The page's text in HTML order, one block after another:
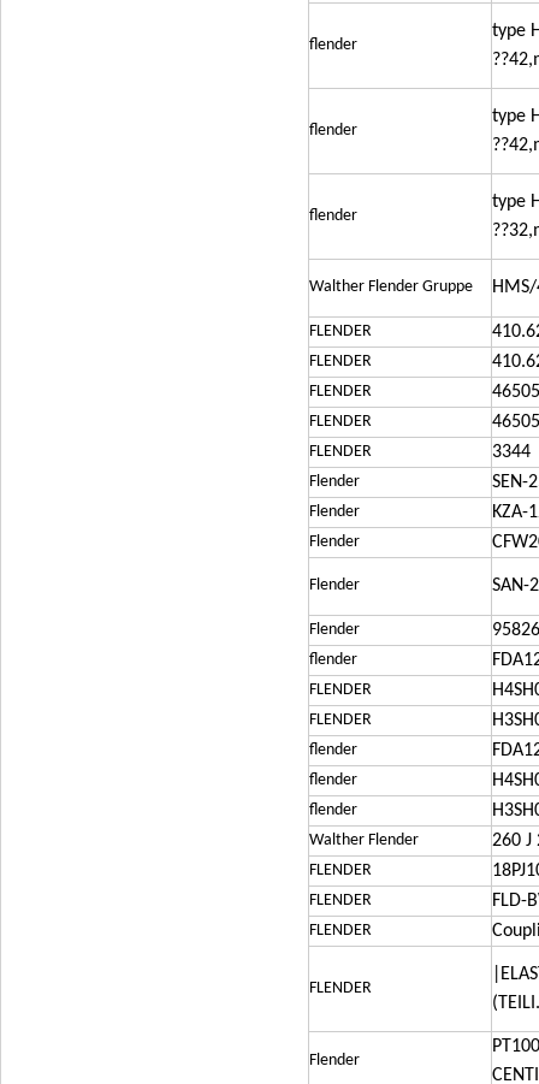
flender
type
flender
type
flender
type
Walther Flender Gruppe
FLENDER
FLENDER
FLENDER
FLENDER
FLENDER 3344
Flender SEN-
Flender KZA-
Flender
Flender SAN-
Flender
flender
FLENDER
FLENDER
flender
flender
flender
Walther Flender 260 J
FLENDER
FLENDER FLD-
FLENDER
FLENDER
Flender